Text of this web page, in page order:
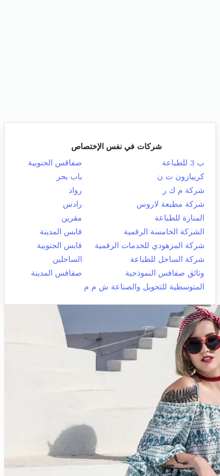
شركات في نفس الإختصاص
ب 3 للطباعة
صفاقس الجنوبية
كرييازون ت ن
باب بحر
شركة م ك ر
رواد
شركة مطبعة لاروس
رادس
المنارة للطباعة
مقرين
الشركة الخامسة الرقمية
قابس المدينة
شركة المزهودي للخدمات الرقمية
قابس الجنوبية
شركة الساحل للطباعة
الساحلين
وثائق صفاقس النموذجية
صفاقس المدينة
المتوسطية للتحويل والصناعة ش م م